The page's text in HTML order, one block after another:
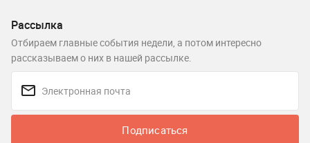
Рассылка
Отбираем главные события недели, а потом интересно
рассказываем о них в нашей рассылке.
Подписаться